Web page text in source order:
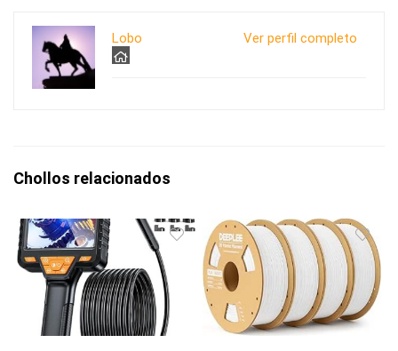
Ver perfil completo
Lobo
Chollos relacionados